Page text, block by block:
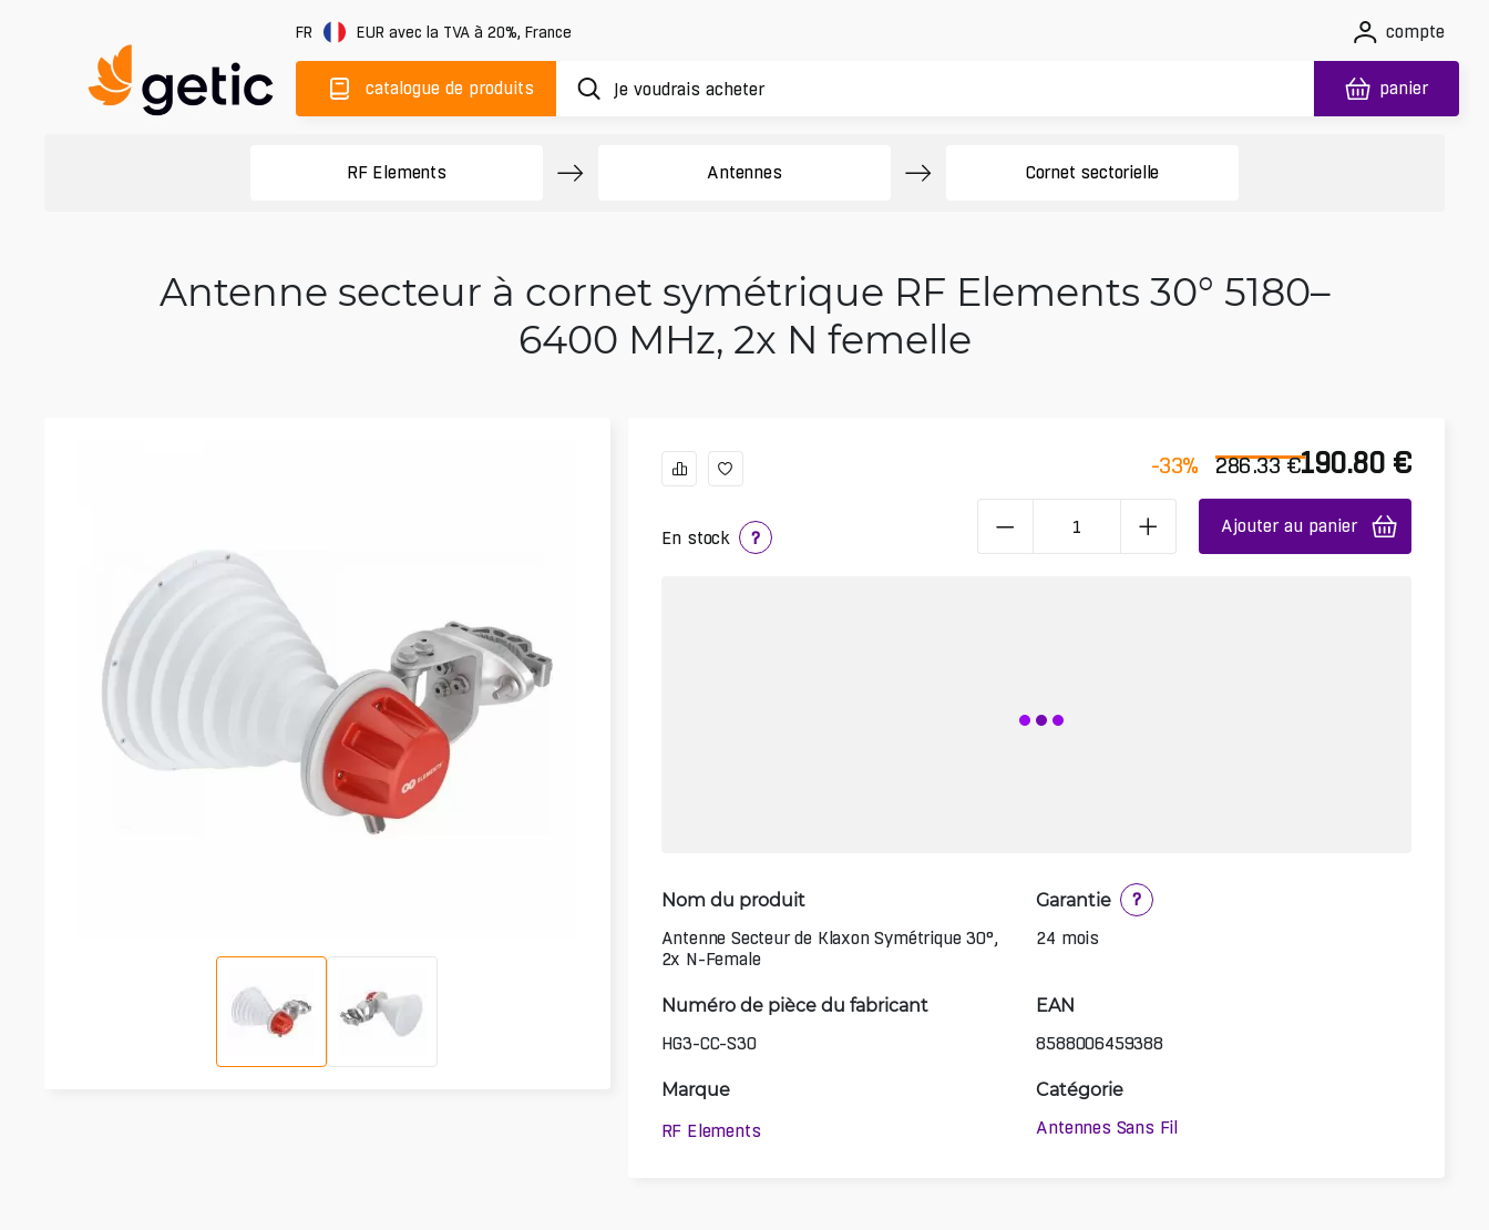
FR EUR avec la TVA à 20%, France compte
catalogue de produits panier
RF Elements Antennes Cornet sectorielle
Antenne secteur à cornet symétrique RF Elements 30° 5180–
6400 MHz, 2x N femelle
En stock ?
-33% 286.33 €190.80 €
Ajouter au panier
Nom du produit
Antenne Secteur de Klaxon Symétrique 30°,
2x N-Female
Garantie
?
24 mois
Numéro de pièce du fabricant
HG3-CC-S30
EAN
8588006459388
Marque
RF Elements
Catégorie
Antennes Sans Fil